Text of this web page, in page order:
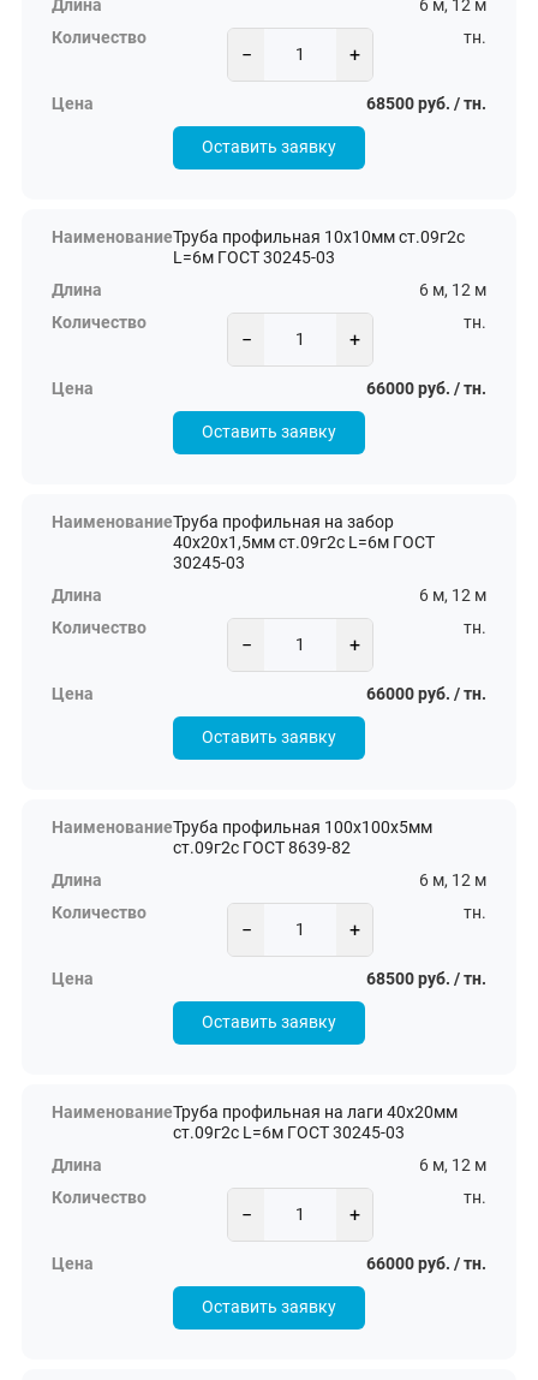
6 м, 12 м
− +
тн.
68500 руб. / тн.
Оставить заявку
Труба профильная 10х10мм ст.09г2с
L=6м ГОСТ 30245-03
6 м, 12 м
− +
тн.
66000 руб. / тн.
Оставить заявку
Труба профильная на забор
40х20х1,5мм ст.09г2с L=6м ГОСТ
30245-03
6 м, 12 м
− +
тн.
66000 руб. / тн.
Оставить заявку
Труба профильная 100х100х5мм
ст.09г2с ГОСТ 8639-82
6 м, 12 м
− +
тн.
68500 руб. / тн.
Оставить заявку
Труба профильная на лаги 40х20мм
ст.09г2с L=6м ГОСТ 30245-03
6 м, 12 м
− +
тн.
66000 руб. / тн.
Оставить заявку